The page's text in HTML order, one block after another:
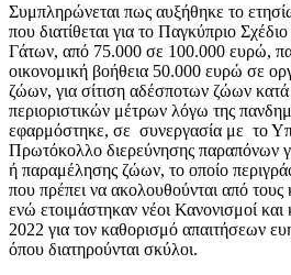
Συμπληρώνεται πως αυξήθηκε το
που διατίθεται για το Παγκύπριο
Γάτων, από 75.000 σε 100.000 ευρώ,
οικονομική βοήθεια 50.000 ευρώ σε
ζώων, για σίτιση αδέσποτων ζώων
περιοριστικών μέτρων λόγω της
εφαρμόστηκε, σε συνεργασία με το
Πρωτόκολλο διερεύνησης παραπόνων
ή παραμέλησης ζώων, το οποίο
που πρέπει να ακολουθούνται από τους
ενώ ετοιμάστηκαν νέοι Κανονισμοί
2022 για τον καθορισμό απαιτήσεων
όπου διατηρούνται σκύλοι.